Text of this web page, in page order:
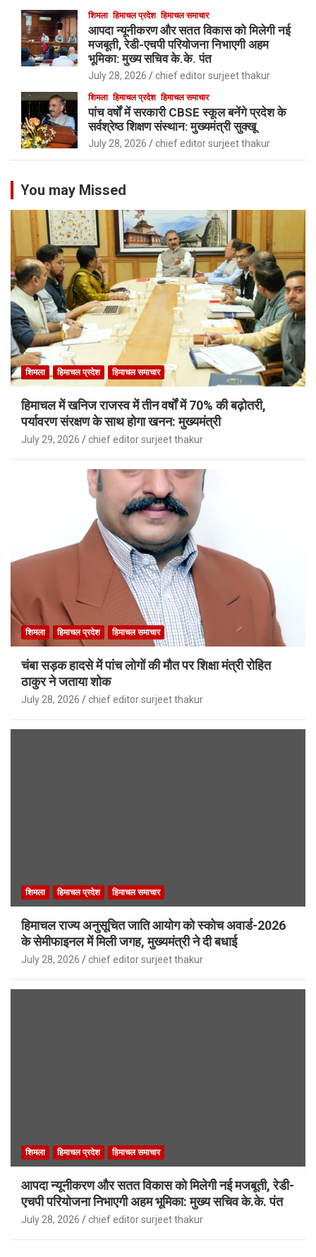
शिमला हिमाचल प्रदेश हिमाचल समाचार
आपदा न्यूनीकरण और सतत विकास को मिलेगी नई
मजबूती, रेडी-एचपी परियोजना निभाएगी अहम
भूमिका: मुख्य सचिव के.के. पंत
July 28, 2026 chief editor surjeet thakur
शिमला हिमाचल प्रदेश हिमाचल समाचार
पांच वर्षों में सरकारी CBSE स्कूल बनेंगे प्रदेश के
सर्वश्रेष्ठ शिक्षण संस्थान: मुख्यमंत्री सुक्खू
July 28, 2026 chief editor surjeet thakur
You may Missed
शिमला हिमाचल प्रदेश हिमाचल समाचार
हिमाचल में खनिज राजस्व में तीन वर्षों में 70% की बढ़ोतरी,
पर्यावरण संरक्षण के साथ होगा खनन: मुख्यमंत्री
July 29, 2026 chief editor surjeet thakur
शिमला हिमाचल प्रदेश हिमाचल समाचार
चंबा सड़क हादसे में पांच लोगों की मौत पर शिक्षा मंत्री रोहित
ठाकुर ने जताया शोक
July 28, 2026 chief editor surjeet thakur
शिमला हिमाचल प्रदेश हिमाचल समाचार
हिमाचल राज्य अनुसूचित जाति आयोग को स्कोच अवार्ड-2026
के सेमीफाइनल में मिली जगह, मुख्यमंत्री ने दी बधाई
July 28, 2026 chief editor surjeet thakur
शिमला हिमाचल प्रदेश हिमाचल समाचार
आपदा न्यूनीकरण और सतत विकास को मिलेगी नई मजबूती, रेडी-
एचपी परियोजना निभाएगी अहम भूमिका: मुख्य सचिव के.के. पंत
July 28, 2026 chief editor surjeet thakur